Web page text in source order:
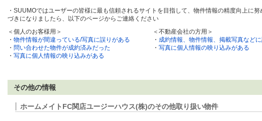
・SUUMOではユーザーの皆様に最も信頼されるサイトを目指して、物件情報の精度向上
づきになりましたら、以下のページからご連絡ください
＜個人のお客様用＞
・ 物件情報が間違っている/写真に誤りがある
・ 問い合わせた物件が成約済みだった
・ 写真に個人情報の映り込みがある
＜不動産会社の方用＞
・ 成約情報、物件情報、掲載写真など
・ 写真に個人情報の映り込みがある
その他の情報
ホームメイトFC関店ユージーハウス(株)のその他取り扱い物件